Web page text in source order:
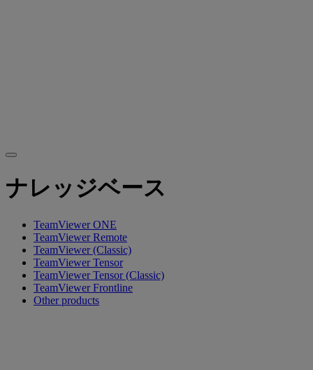
ナレッジベース
TeamViewer ONE
TeamViewer Remote
TeamViewer (Classic)
TeamViewer Tensor
TeamViewer Tensor (Classic)
TeamViewer Frontline
Other products